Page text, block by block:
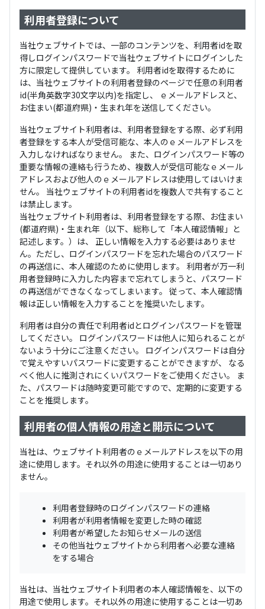
利用者登録について
当社ウェブサイトでは、一部のコンテンツを、利用者idを取
得しログインパスワードで当社ウェブサイトにログインした
方に限定して提供しています。 利用者idを取得するために
は、当社ウェブサイトの利用者登録のページで任意の利用者
id(半角英数字30文字以内)を指定し、 ｅメールアドレスと、
お住まい(都道府県)・生まれ年を送信してください。
当社ウェブサイト利用者は、利用者登録をする際、必ず利用
者登録をする本人が受信可能な、本人のｅメールアドレスを
入力しなければなりません。 また、ログインパスワード等の
重要な情報の連絡も行うため、複数人が受信可能なｅメール
アドレスおよび他人のｅメールアドレスは使用してはいけま
せん。 当社ウェブサイトの利用者idを複数人で共有すること
は禁止します。
当社ウェブサイト利用者は、利用者登録をする際、お住まい
(都道府県)・生まれ年（以下、総称して「本人確認情報」と
記述します。）は、 正しい情報を入力する必要はありませ
ん。ただし、ログインパスワードを忘れた場合のパスワード
の再送信に、本人確認のために使用します。 利用者が万一利
用者登録時に入力した内容まで忘れてしまうと、パスワード
の再送信ができなくなってしまいます。 従って、本人確認情
報は正しい情報を入力することを推奨いたします。
利用者は自分の責任で利用者idとログインパスワードを管理
してください。 ログインパスワードは他人に知られることが
ないよう十分にご注意ください。 ログインパスワードは自分
で覚えやすいパスワードに変更することができますが、 なる
べく他人に推測されにくいパスワードをご使用ください。 ま
た、パスワードは随時変更可能ですので、定期的に変更する
ことを推奨します。
利用者の個人情報の用途と開示について
当社は、ウェブサイト利用者のｅメールアドレスを以下の用
途に使用します。それ以外の用途に使用することは一切あり
ません。
利用者登録時のログインパスワードの連絡
利用者が利用者情報を変更した時の確認
利用者が希望したお知らせメールの送信
その他当社ウェブサイトから利用者へ必要な連絡
をする場合
当社は、当社ウェブサイト利用者の本人確認情報を、以下の
用途で使用します。それ以外の用途に使用することは一切あ